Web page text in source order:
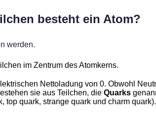
besteht ein Atom?
werden.
im Zentrum des Atomkerns.
Nettoladung von 0. Obwohl
sie aus Teilchen, die Quarks
top quark, strange quark und charm quark).